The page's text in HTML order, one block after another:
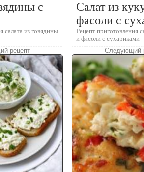
с
салата из говядины
Салат из
фасоли с
Рецепт приготовления
и фасоли с сухариками
рецепт
Следующий